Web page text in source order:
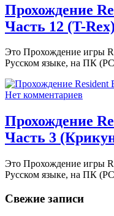
Прохождение
Часть 12 (T-Rex)
Это Прохождение игры
Русском языке, на ПК
Нет комментариев
Прохождение
Часть 3
Это Прохождение игры
Русском языке, на ПК
Свежие записи